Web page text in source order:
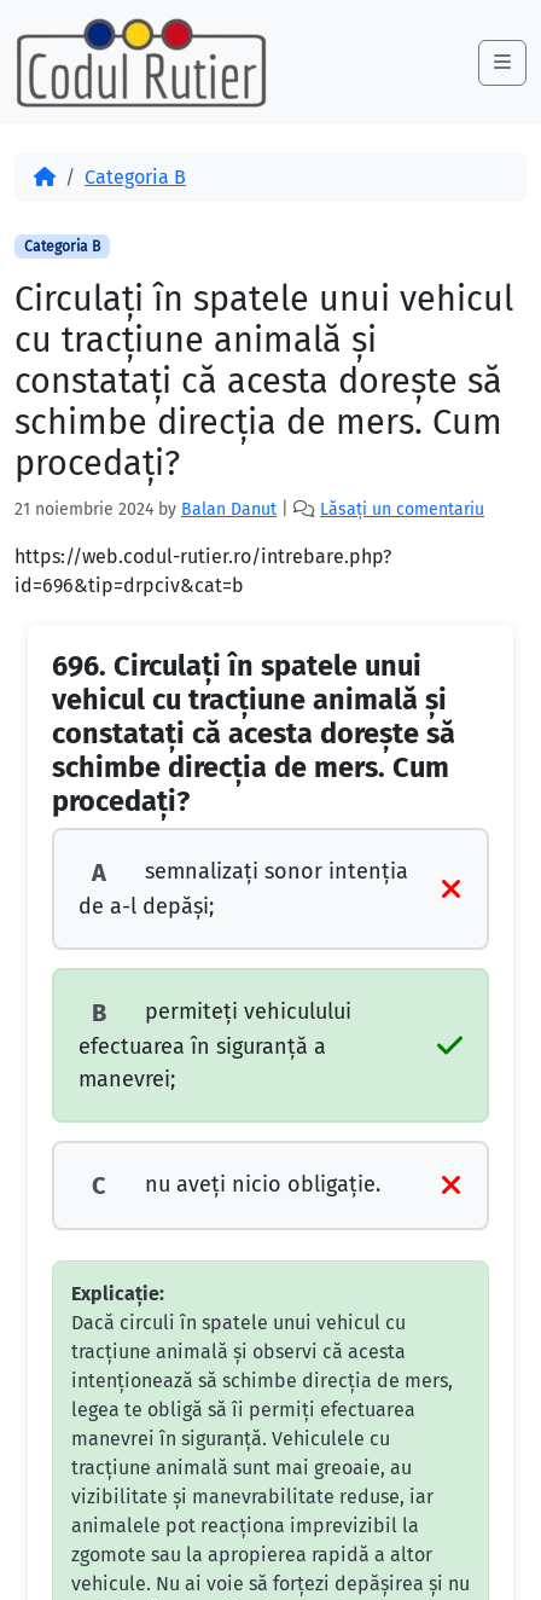
Skip to content
Skip to footer
AcasăCategoria B
Categoria B
Circulaţi în spatele unui vehicul
cu tracţiune animală şi
constataţi că acesta doreşte să
schimbe direcţia de mers. Cum
procedaţi?
21 noiembrie 2024 by Balan Danut Lăsați un comentariu
https://web.codul-rutier.ro/intrebare.php?
id=696&tip=drpciv&cat=b
696. Circulaţi în spatele unui
vehicul cu tracţiune animală şi
constataţi că acesta doreşte să
schimbe direcţia de mers. Cum
procedaţi?
A
semnalizaţi sonor intenţia
de a-l depăşi;
B
permiteţi vehiculului
efectuarea în siguranţă a
manevrei;
C nu aveţi nicio obligaţie.
Explicație:
Dacă circuli în spatele unui vehicul cu
tracțiune animală și observi că acesta
intenționează să schimbe direcția de mers,
legea te obligă să îi permiți efectuarea
manevrei în siguranță. Vehiculele cu
tracțiune animală sunt mai greoaie, au
vizibilitate și manevrabilitate reduse, iar
animalele pot reacționa imprevizibil la
zgomote sau la apropierea rapidă a altor
vehicule. Nu ai voie să forțezi depășirea și nu